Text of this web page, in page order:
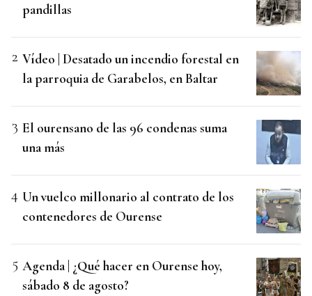
pandillas
Vídeo | Desatado un incendio forestal en
la parroquia de Garabelos, en Baltar
El ourensano de las 96 condenas suma
una más
Un vuelco millonario al contrato de los
contenedores de Ourense
Agenda | ¿Qué hacer en Ourense hoy,
sábado 8 de agosto?